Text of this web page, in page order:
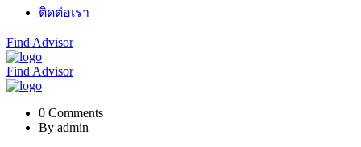
ติดต่อเรา
Find Advisor
Find Advisor
0 Comments
By admin